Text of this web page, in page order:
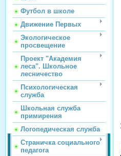
Футбол в школе
Движение Первых
Экологическое
просвещение
Проект "Академия
леса". Школьное
лесничество
Психологическая
служба
Школьная служба
примирения
Логопедическая служба
Страничка социального
педагога